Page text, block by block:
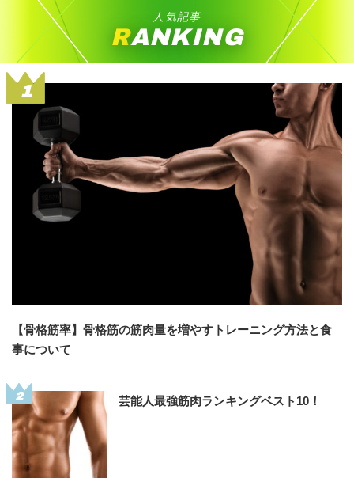
人気記事
RANKING
1
【骨格筋率】骨格筋の筋肉量を増やすトレーニング方法と食
事について
2 芸能人最強筋肉ランキングベスト10！